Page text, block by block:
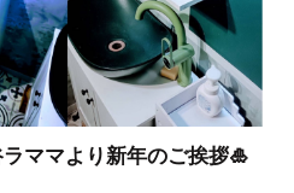
ママより新年のご挨拶🎍